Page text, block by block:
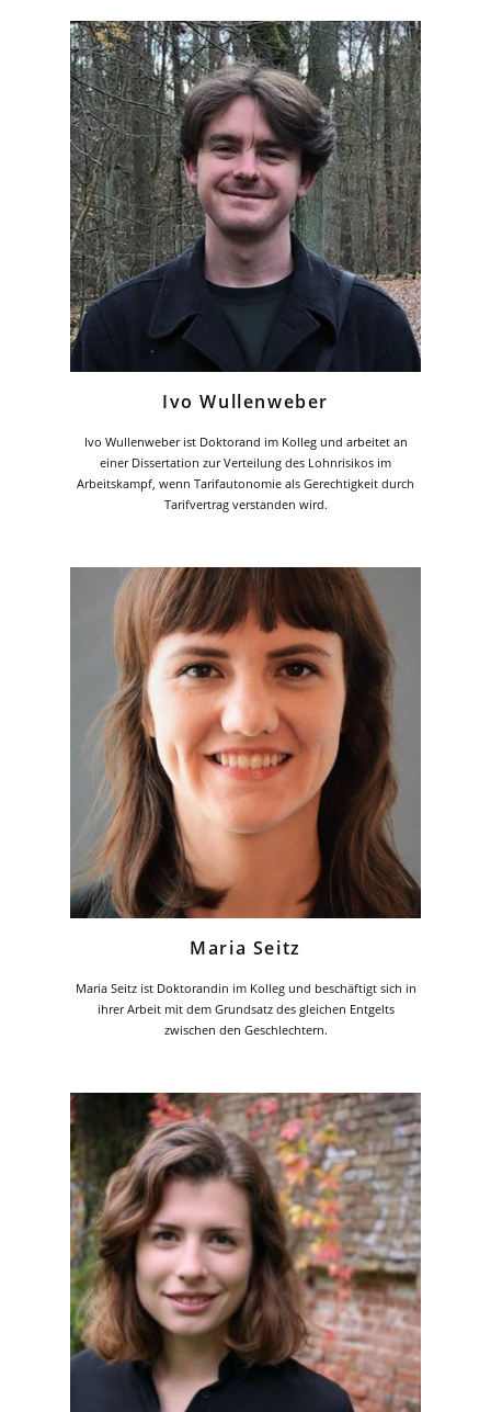
Ivo Wullenweber
Ivo Wullenweber ist Doktorand im Kolleg und arbeitet an
einer Dissertation zur Verteilung des Lohnrisikos im
Arbeitskampf, wenn Tarifautonomie als Gerechtigkeit durch
Tarifvertrag verstanden wird.
Maria Seitz
Maria Seitz ist Doktorandin im Kolleg und beschäftigt sich in
ihrer Arbeit mit dem Grundsatz des gleichen Entgelts
zwischen den Geschlechtern.